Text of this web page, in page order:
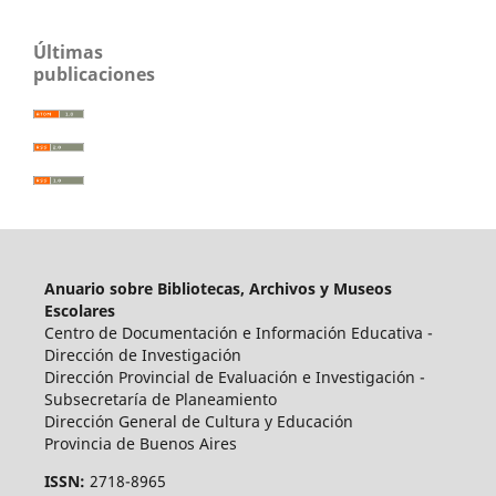
Últimas
publicaciones
Anuario sobre Bibliotecas, Archivos y Museos
Escolares
Centro de Documentación e Información Educativa -
Dirección de Investigación
Dirección Provincial de Evaluación e Investigación -
Subsecretaría de Planeamiento
Dirección General de Cultura y Educación
Provincia de Buenos Aires
ISSN: 2718-8965